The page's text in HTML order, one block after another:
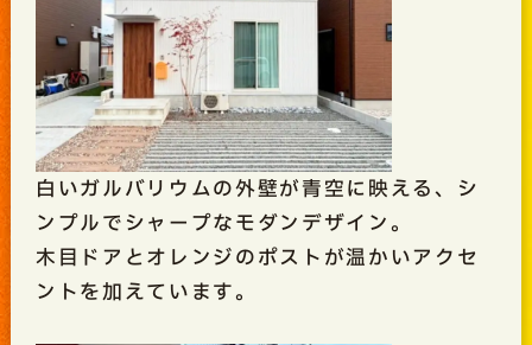
白いガルバリウムの外壁が青空に映える、シ
ンプルでシャープなモダンデザイン。
木目ドアとオレンジのポストが温かいアクセ
ントを加えています。